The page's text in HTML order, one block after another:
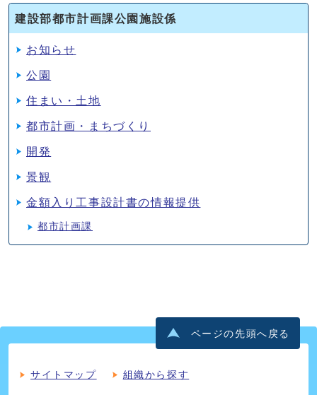
建設部都市計画課公園施設係
お知らせ
公園
住まい・土地
都市計画・まちづくり
開発
景観
金額入り工事設計書の情報提供
都市計画課
ページの先頭へ戻る
サイトマップ 組織から探す